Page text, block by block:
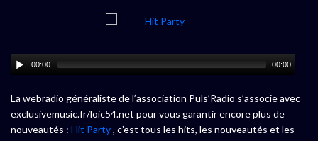
00:00 00:00
La webradio généraliste de l’association Puls’Radio s’associe avec
exclusivemusic.fr/loic54.net pour vous garantir encore plus de
nouveautés : Hit Party, c’est tous les hits, les nouveautés et les